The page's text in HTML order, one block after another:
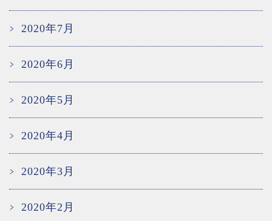
2020年7月
2020年6月
2020年5月
2020年4月
2020年3月
2020年2月